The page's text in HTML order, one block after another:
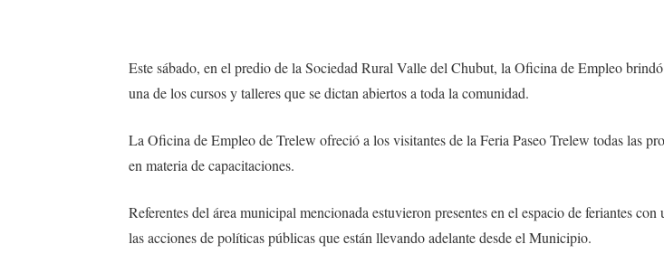
Este sábado, en el predio de la Sociedad Rural Valle del Chubut, la Oficina de Empleo
una de los cursos y talleres que se dictan abiertos a toda la comunidad.
La Oficina de Empleo de Trelew ofreció a los visitantes de la Feria Paseo Trelew todas las
en materia de capacitaciones.
Referentes del área municipal mencionada estuvieron presentes en el espacio de feriantes
las acciones de políticas públicas que están llevando adelante desde el Municipio.